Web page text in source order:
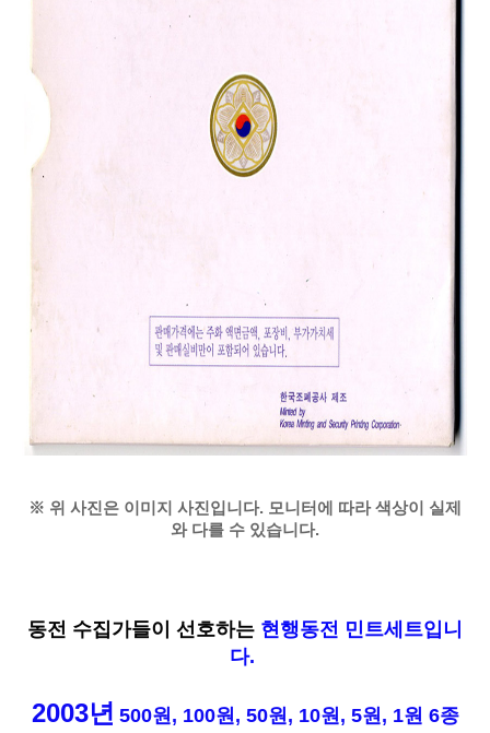
※ 위 사진은 이미지 사진입니다. 모니터에 따라 색상이 실제
와 다를 수 있습니다.
동전 수집가들이 선호하는 현행동전 민트세트입니
다.
2003년 500원, 100원, 50원, 10원, 5원, 1원 6종